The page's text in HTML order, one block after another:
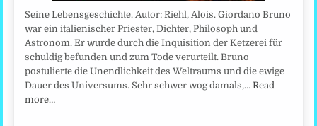
Seine Lebensgeschichte. Autor: Riehl, Alois. Giordano Bruno
war ein italienischer Priester, Dichter, Philosoph und
Astronom. Er wurde durch die Inquisition der Ketzerei für
schuldig befunden und zum Tode verurteilt. Bruno
postulierte die Unendlichkeit des Weltraums und die ewige
Dauer des Universums. Sehr schwer wog damals,…Read
more…